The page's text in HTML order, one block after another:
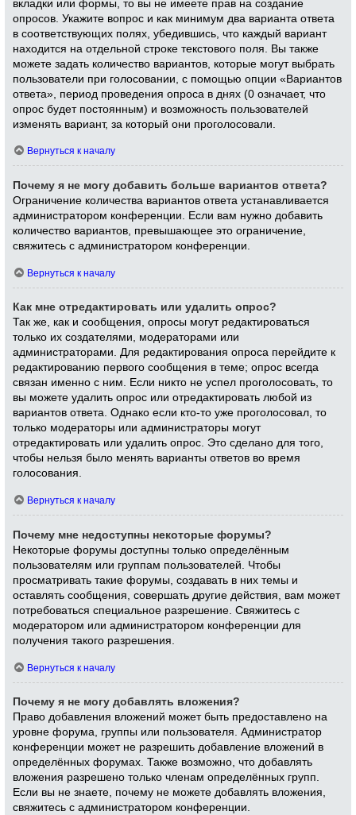
вкладки или формы, то вы не имеете прав на создание
опросов. Укажите вопрос и как минимум два варианта ответа
в соответствующих полях, убедившись, что каждый вариант
находится на отдельной строке текстового поля. Вы также
можете задать количество вариантов, которые могут выбрать
пользователи при голосовании, с помощью опции «Вариантов
ответа», период проведения опроса в днях (0 означает, что
опрос будет постоянным) и возможность пользователей
изменять вариант, за который они проголосовали.
Вернуться к началу
Почему я не могу добавить больше вариантов ответа?
Ограничение количества вариантов ответа устанавливается
администратором конференции. Если вам нужно добавить
количество вариантов, превышающее это ограничение,
свяжитесь с администратором конференции.
Вернуться к началу
Как мне отредактировать или удалить опрос?
Так же, как и сообщения, опросы могут редактироваться
только их создателями, модераторами или
администраторами. Для редактирования опроса перейдите к
редактированию первого сообщения в теме; опрос всегда
связан именно с ним. Если никто не успел проголосовать, то
вы можете удалить опрос или отредактировать любой из
вариантов ответа. Однако если кто-то уже проголосовал, то
только модераторы или администраторы могут
отредактировать или удалить опрос. Это сделано для того,
чтобы нельзя было менять варианты ответов во время
голосования.
Вернуться к началу
Почему мне недоступны некоторые форумы?
Некоторые форумы доступны только определённым
пользователям или группам пользователей. Чтобы
просматривать такие форумы, создавать в них темы и
оставлять сообщения, совершать другие действия, вам может
потребоваться специальное разрешение. Свяжитесь с
модератором или администратором конференции для
получения такого разрешения.
Вернуться к началу
Почему я не могу добавлять вложения?
Право добавления вложений может быть предоставлено на
уровне форума, группы или пользователя. Администратор
конференции может не разрешить добавление вложений в
определённых форумах. Также возможно, что добавлять
вложения разрешено только членам определённых групп.
Если вы не знаете, почему не можете добавлять вложения,
свяжитесь с администратором конференции.